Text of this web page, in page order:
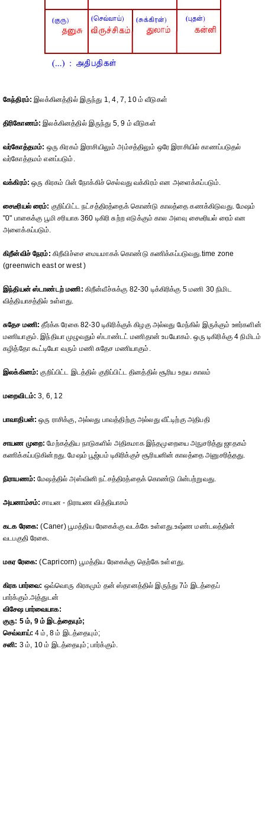
கேந்திரம்: இலக்கினத்தில் இருந்து 1, 4, 7, 10 ம் வீடுகள்
திரிகோணம்: இலக்கினத்தில் இருந்து 5, 9 ம் வீடுகள்
வர்கோத்தமம்: ஒரு கிரகம் இராசியிலும் அம்சத்திலும் ஒரே இராசியில் காணப்படுதல்
வர்கோத்தமம் எனப்படும்.
வக்கிரம்: ஒரு கிரகம் பின் நோக்கிச் செல்வது வக்கிரம் என அளைக்கப்படும்.
சைடீரியல் ரைம்: குறிப்பிட்ட நட்சத்திரத்தைக் கொண்டு காலத்தை கணக்கிடுவது. மேஷம்
"0" பாகைக்கு பூமி சரியாக 360 டிகிரி சுற்ற எடுக்கும் கால அளவு சைடீரியல் ரைம் என
அளைக்கப்படும்.
கிறீன்விச் நேரம்: கிறீவிச்சை மையமாகக் கொண்டு கணிக்கப்படுவது.time zone
(greenwich east or west )
இந்தியன் ஸ்டாண்டற் மணி: கிறீன்வீச்சுக்கு 82-30 டிக்கிரிக்கு 5 மணி 30 நிமிட
வித்தியாசத்தில் உள்ளது.
சுதேச மணி: தீர்க்க ரேகை 82-30 டிகிரிக்குக் கிழகு அல்லது மேந்கில் இருக்கும் ஊர்களின்
மணியாகும். இந்தியா முழுவதும் ஸ்டாண்டட் மணிதான் உபயோகம். ஒரு டிகிரிக்கு 4 நிமிடம்
கழித்தோ கூட்டியோ வரும் மணி சுதேச மணியாகும்.
இலக்கினம்: குறிப்பிட்ட இடத்தில் குறிப்பிட்ட தினத்தில் சூரிய உதய காலம்
மறைவிடம்: 3, 6, 12
பாவாதிபன்: ஒரு ராசிக்கு, அல்லது பாவத்திற்கு அல்லது வீட்டிற்கு அதிபதி
சாயண முறை: மேற்கத்திய நாடுகளில் அதிகமாக இந்தமுறையை அநுசரித்து ஜாதகம்
கணிக்கப்படுகின்றது. மேஷம் பூஜ்யம் டிகிரிக்குச் சூரியனின் காலத்தை அனுசரித்தது.
நிராயணம்: மேஷத்தில் அஸ்வினி நட்சத்திரத்தைக் கொண்டு பின்பற்றுவது.
அயனாம்சம்: சாயன - நிராயண வித்தியாசம்
கடக ரேகை: (Caner) பூமத்திய ரேகைக்கு வடக்கே உள்ளது.உஷ்ண மண்டலத்தின்
வடபகுதி ரேகை.
மகர ரேகை: (Capricorn) பூமத்திய ரேகைக்கு தெற்கே உள்ளது.
கிரக பார்வை: ஒவ்வொரு கிரகமும் தன் ஸ்தானத்தில் இருந்து 7ம் இடத்தைப்
பார்க்கும்.அத்துடன்
விசேஷ பார்வையாக:
குரு: 5 ம், 9 ம் இடத்தையும்;
செவ்வாய்: 4 ம், 8 ம் இடத்தையும்;
சனி: 3 ம், 10 ம் இடத்தையும்; பார்க்கும்.